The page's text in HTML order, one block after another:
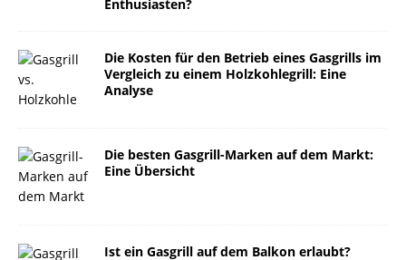
Enthusiasten?
Die Kosten für den Betrieb eines Gasgrills im
Vergleich zu einem Holzkohlegrill: Eine
Analyse
Die besten Gasgrill-Marken auf dem Markt:
Eine Übersicht
Ist ein Gasgrill auf dem Balkon erlaubt?